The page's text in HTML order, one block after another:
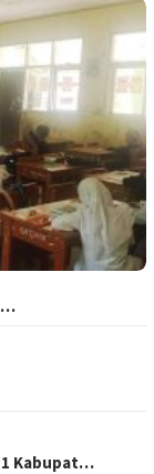
1 Kabupat…